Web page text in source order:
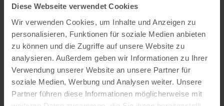
Diese Webseite verwendet Cookies
Wir verwenden Cookies, um Inhalte und Anzeigen zu
personalisieren, Funktionen für soziale Medien anbieten
zu können und die Zugriffe auf unsere Website zu
analysieren. Außerdem geben wir Informationen zu Ihrer
Verwendung unserer Website an unsere Partner für
soziale Medien, Werbung und Analysen weiter. Unsere
Partner führen diese Informationen möglicherweise mit